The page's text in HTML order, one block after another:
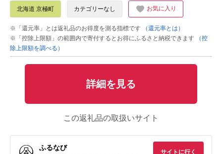
北海道 京極町 カテゴリーなし お気に入り
※「還元率」とは返礼品のお得度を測る指標です
（還元率とは）
※「控除上限額」の範囲内で寄付するとお得にふるさと納税できます
（控
除上限額を調べる）
詳細を見る
この返礼品の取扱いサイト
ふるなび
サイトに行く